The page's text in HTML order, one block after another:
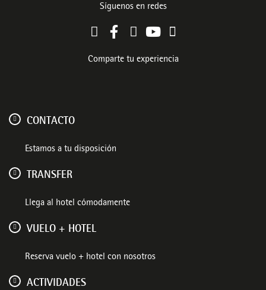
Síguenos en redes
Comparte tu experiencia
CONTACTO
Estamos a tu disposición
TRANSFER
Llega al hotel cómodamente
VUELO + HOTEL
Reserva vuelo + hotel con nosotros
ACTIVIDADES